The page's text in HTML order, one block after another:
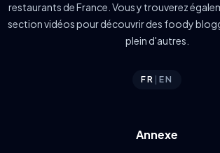
restaurants de France. Vous y trouverez
section vidéos pour découvrir des foody
plein d'autres.
FR |EN
Annexe